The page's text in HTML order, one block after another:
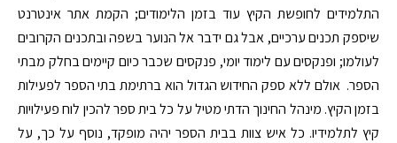
התלמידים לחופשת הקיץ עוד בזמן הלימודים; הקמת אתר אינטרנט
שיספק תכנים ערכיים, אבל גם ידבר אל הנוער בשפה ובתכנים הקרובים
לעולמו; ופנקסים עם לימוד יומי, פנקסים שכבר כיום קיימים בחלק מבתי
הספר. אולם ללא ספק החידוש הגדול הוא ברתימת בתי הספר לפעילות
בזמן הקיץ. מינהל החינוך הדתי מטיל על כל בית ספר להכין לוח פעילויות
קיץ לתלמידיו. כל איש צוות בבית הספר יהיה מופקד, נוסף על כך, על